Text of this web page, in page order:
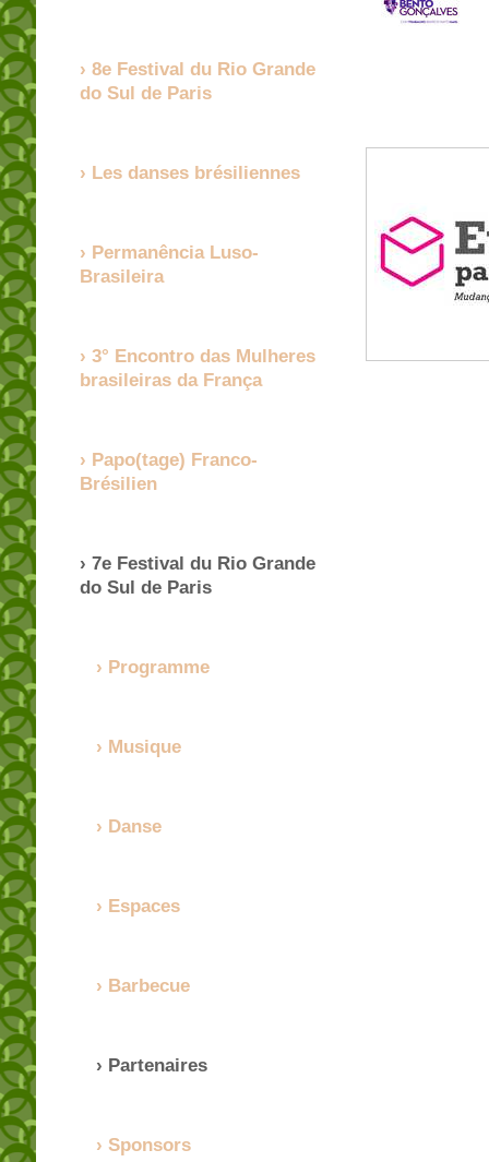
8e Festival du Rio Grande
do Sul de Paris
Les danses brésiliennes
Permanência Luso-
Brasileira
3° Encontro das Mulheres
brasileiras da França
Papo(tage) Franco-
Brésilien
7e Festival du Rio Grande
do Sul de Paris
Programme
Musique
Danse
Espaces
Barbecue
Partenaires
Sponsors